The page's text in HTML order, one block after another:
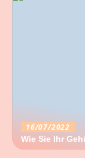
16/07/2022
Wie Sie Ihr